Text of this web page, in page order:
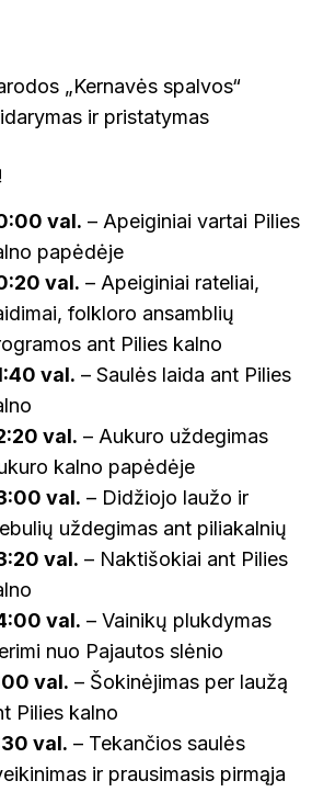
„Kernavės spalvos“
ir pristatymas
val. – Apeiginiai vartai Pilies
papėdėje
val. – Apeiginiai rateliai,
folkloro ansamblių
ant Pilies kalno
val. – Saulės laida ant Pilies
val. – Aukuro uždegimas
kalno papėdėje
val. – Didžiojo laužo ir
uždegimas ant piliakalnių
val. – Naktišokiai ant Pilies
val. – Vainikų plukdymas
nuo Pajautos slėnio
val. – Šokinėjimas per laužą
Pilies kalno
val. – Tekančios saulės
ir prausimasis pirmąja